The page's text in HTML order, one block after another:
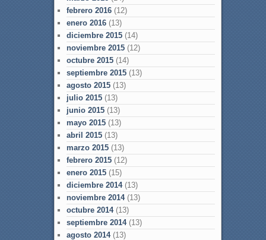
febrero 2016(12)
enero 2016(13)
diciembre 2015(14)
noviembre 2015(12)
octubre 2015(14)
septiembre 2015(13)
agosto 2015(13)
julio 2015(13)
junio 2015(13)
mayo 2015(13)
abril 2015(13)
marzo 2015(13)
febrero 2015(12)
enero 2015(15)
diciembre 2014(13)
noviembre 2014(13)
octubre 2014(13)
septiembre 2014(13)
agosto 2014(13)